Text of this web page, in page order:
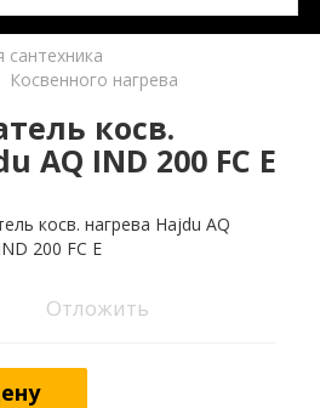
Косвенного нагрева
косв.
AQ IND 200 FC E
Отложить